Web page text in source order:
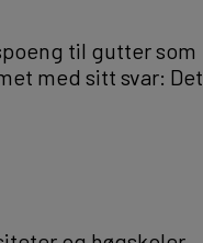
til gutter som
med sitt svar: Det